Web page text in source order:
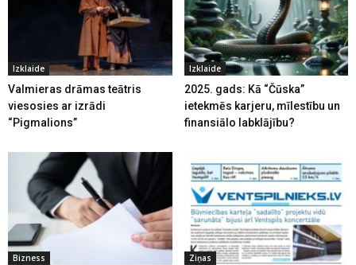
Izklaide
Valmieras drāmas teātris
viesosies ar izrādi
“Pigmalions”
Izklaide
2025. gads: Kā “Čūska”
ietekmēs karjeru, mīlestību un
finansiālo labklājību?
Bizness Ziņas